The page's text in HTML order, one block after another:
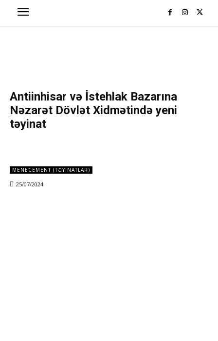
Antiinhisar və İstehlak Bazarına
Nəzarət Dövlət Xidmətində yeni
təyinat
MENECEMENT (TƏYINATLAR)
25/07/2024